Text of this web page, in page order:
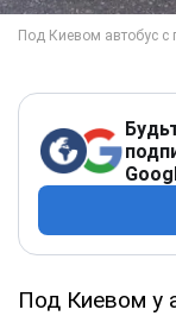
Под Киевом у